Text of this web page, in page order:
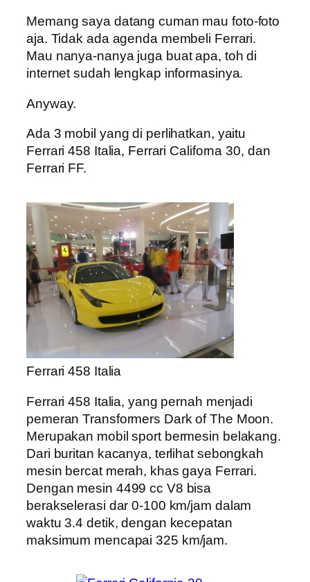
Memang saya datang cuman mau foto-foto
aja. Tidak ada agenda membeli Ferrari.
Mau nanya-nanya juga buat apa, toh di
internet sudah lengkap informasinya.
Anyway.
Ada 3 mobil yang di perlihatkan, yaitu
Ferrari 458 Italia, Ferrari Californa 30, dan
Ferrari FF.
Ferrari 458 Italia
Ferrari 458 Italia, yang pernah menjadi
pemeran Transformers Dark of The Moon.
Merupakan mobil sport bermesin belakang.
Dari buritan kacanya, terlihat sebongkah
mesin bercat merah, khas gaya Ferrari.
Dengan mesin 4499 cc V8 bisa
berakselerasi dar 0-100 km/jam dalam
waktu 3.4 detik, dengan kecepatan
maksimum mencapai 325 km/jam.